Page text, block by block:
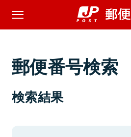
郵便番号検索
検索結果